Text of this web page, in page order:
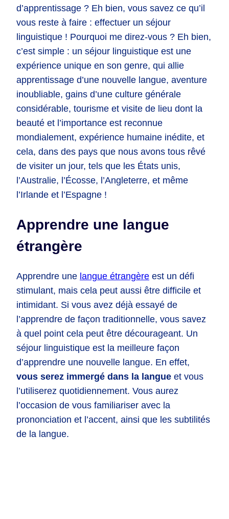
d’apprentissage ? Eh bien, vous savez ce qu’il
vous reste à faire : effectuer un séjour
linguistique ! Pourquoi me direz-vous ? Eh bien,
c’est simple : un séjour linguistique est une
expérience unique en son genre, qui allie
apprentissage d’une nouvelle langue, aventure
inoubliable, gains d’une culture générale
considérable, tourisme et visite de lieu dont la
beauté et l’importance est reconnue
mondialement, expérience humaine inédite, et
cela, dans des pays que nous avons tous rêvé
de visiter un jour, tels que les États unis,
l’Australie, l’Écosse, l’Angleterre, et même
l’Irlande et l’Espagne !
Apprendre une langue
étrangère
Apprendre une langue étrangère est un défi
stimulant, mais cela peut aussi être difficile et
intimidant. Si vous avez déjà essayé de
l’apprendre de façon traditionnelle, vous savez
à quel point cela peut être décourageant. Un
séjour linguistique est la meilleure façon
d’apprendre une nouvelle langue. En effet,
vous serez immergé dans la langue et vous
l’utiliserez quotidiennement. Vous aurez
l’occasion de vous familiariser avec la
prononciation et l’accent, ainsi que les subtilités
de la langue.